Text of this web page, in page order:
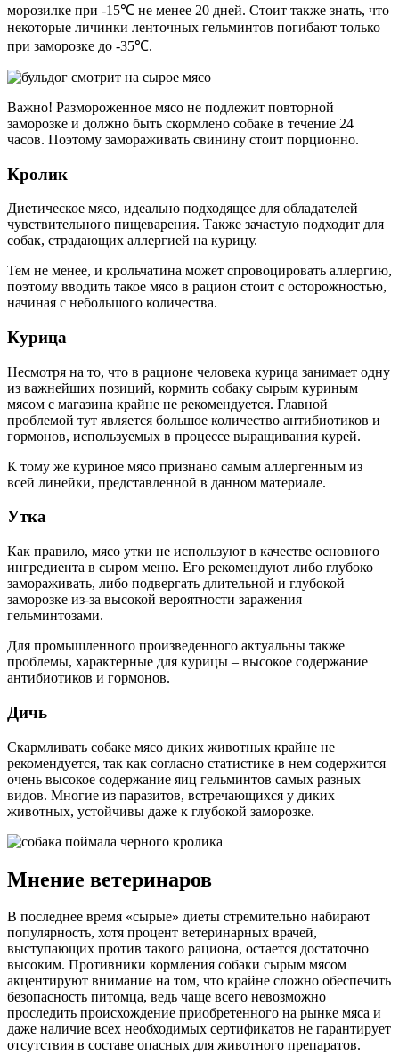
морозилке при -15℃ не менее 20 дней. Стоит также знать, что
некоторые личинки ленточных гельминтов погибают только
при заморозке до -35℃.
Важно! Размороженное мясо не подлежит повторной
заморозке и должно быть скормлено собаке в течение 24
часов. Поэтому замораживать свинину стоит порционно.
Кролик
Диетическое мясо, идеально подходящее для обладателей
чувствительного пищеварения. Также зачастую подходит для
собак, страдающих аллергией на курицу.
Тем не менее, и крольчатина может спровоцировать аллергию,
поэтому вводить такое мясо в рацион стоит с осторожностью,
начиная с небольшого количества.
Курица
Несмотря на то, что в рационе человека курица занимает одну
из важнейших позиций, кормить собаку сырым куриным
мясом с магазина крайне не рекомендуется. Главной
проблемой тут является большое количество антибиотиков и
гормонов, используемых в процессе выращивания курей.
К тому же куриное мясо признано самым аллергенным из
всей линейки, представленной в данном материале.
Утка
Как правило, мясо утки не используют в качестве основного
ингредиента в сыром меню. Его рекомендуют либо глубоко
замораживать, либо подвергать длительной и глубокой
заморозке из-за высокой вероятности заражения
гельминтозами.
Для промышленного произведенного актуальны также
проблемы, характерные для курицы – высокое содержание
антибиотиков и гормонов.
Дичь
Скармливать собаке мясо диких животных крайне не
рекомендуется, так как согласно статистике в нем содержится
очень высокое содержание яиц гельминтов самых разных
видов. Многие из паразитов, встречающихся у диких
животных, устойчивы даже к глубокой заморозке.
Мнение ветеринаров
В последнее время «сырые» диеты стремительно набирают
популярность, хотя процент ветеринарных врачей,
выступающих против такого рациона, остается достаточно
высоким. Противники кормления собаки сырым мясом
акцентируют внимание на том, что крайне сложно обеспечить
безопасность питомца, ведь чаще всего невозможно
проследить происхождение приобретенного на рынке мяса и
даже наличие всех необходимых сертификатов не гарантирует
отсутствия в составе опасных для животного препаратов.